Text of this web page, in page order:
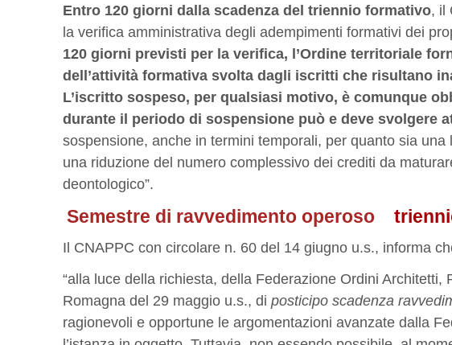
Entro 120 giorni dalla scadenza del triennio formativo, il
la verifica amministrativa degli adempimenti formativi dei
120 giorni previsti per la verifica, l’Ordine territoriale
dell’attività formativa svolta dagli iscritti che risultano
L’iscritto sospeso, per qualsiasi motivo, è comunque
durante il periodo di sospensione può e deve svolgere
sospensione, anche in termini temporali, per quanto sia
una riduzione del numero complessivo dei crediti da
deontologico”.
Semestre di ravvedimento operoso
Il CNAPPC con circolare n. 60 del 14 giugno u.s., informa
“alla luce della richiesta, della Federazione Ordini
Romagna del 29 maggio u.s., di posticipo scadenza
ragionevoli e opportune le argomentazioni avanzate dalla